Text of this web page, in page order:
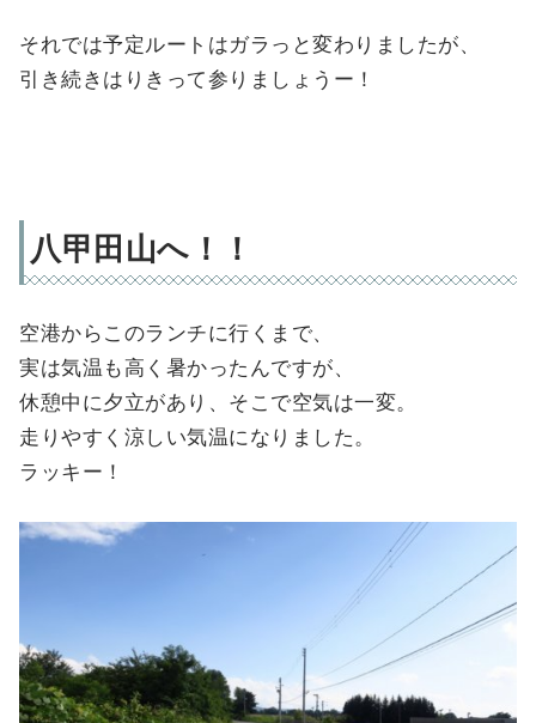
それでは予定ルートはガラっと変わりましたが、
引き続きはりきって参りましょうー！
八甲田山へ！！
空港からこのランチに行くまで、
実は気温も高く暑かったんですが、
休憩中に夕立があり、そこで空気は一変。
走りやすく涼しい気温になりました。
ラッキー！